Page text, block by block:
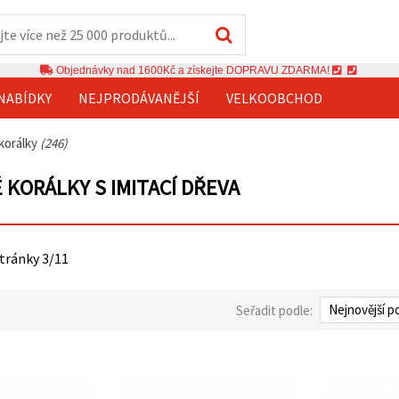
Objednávky nad 1600Kč a získejte DOPRAVU ZDARMA!
NEJPRODÁVANĚJŠÍ VELKOOBCHOD
(246)
KORÁLKY S IMITACÍ DŘEVA
3/11
Seřadit podle: